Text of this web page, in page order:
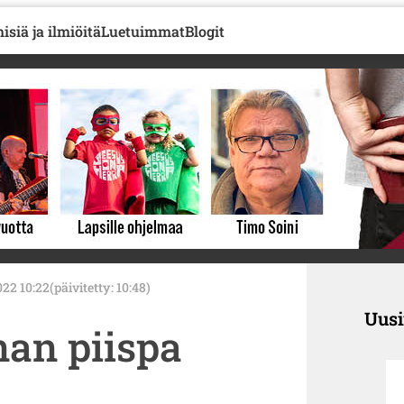
ja ilmiöitäLuetuimmatBlogit
10:22(päivitetty: 10:48)
piispa